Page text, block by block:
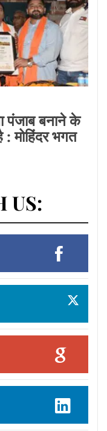
ਸ਼ਹਿਰੀ ਦੇ 14
ਭਵਿਆ
पंजाब की समृद्ध